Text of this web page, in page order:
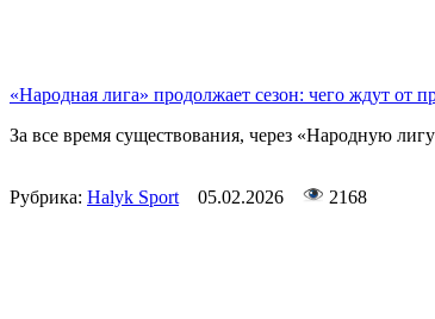
«Народная лига» продолжает сезон: чего ждут от
За все время существования, через «Народную
Рубрика: Halyk Sport 05.02.2026 2168